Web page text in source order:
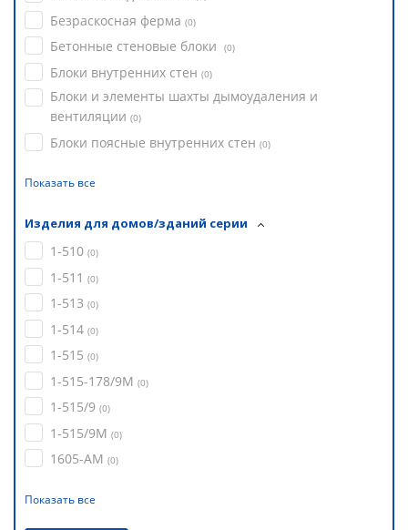
Безраскосная ферма (0)
Бетонные стеновые блоки (0)
Блоки внутренних стен (0)
Блоки и элементы шахты дымоудаления и
вентиляции (0)
Блоки поясные внутренних стен (0)
Показать все
Изделия для домов/зданий серии
1-510 (0)
1-511 (0)
1-513 (0)
1-514 (0)
1-515 (0)
1-515-178/9М (0)
1-515/9 (0)
1-515/9М (0)
1605-АМ (0)
Показать все